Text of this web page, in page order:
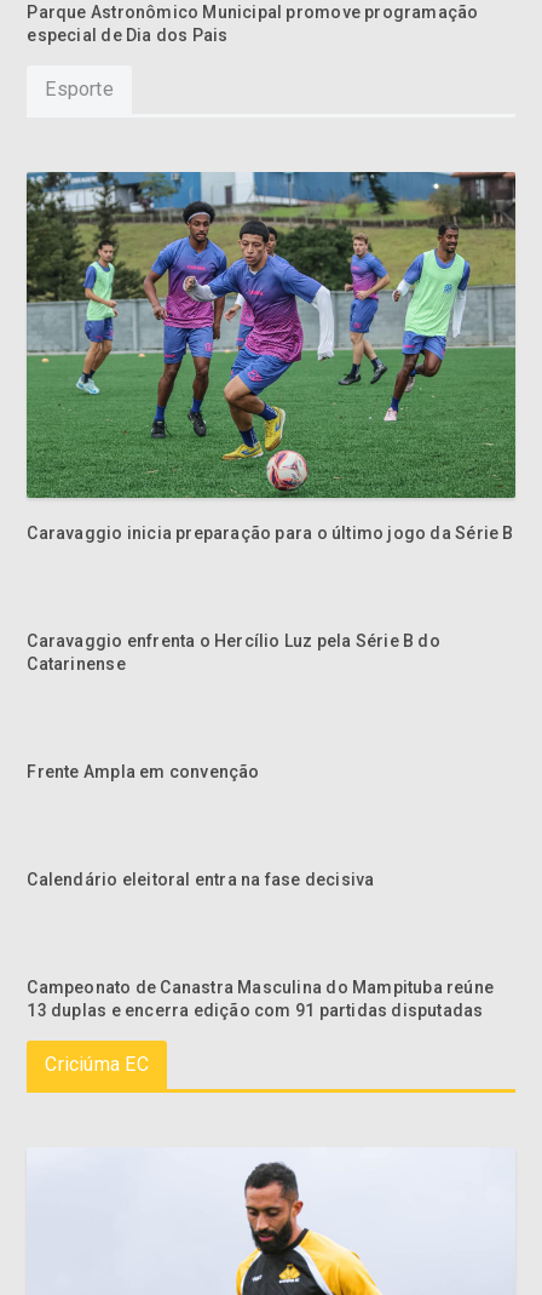
Parque Astronômico Municipal promove programação
especial de Dia dos Pais
Esporte
Caravaggio inicia preparação para o último jogo da Série B
Caravaggio enfrenta o Hercílio Luz pela Série B do
Catarinense
Frente Ampla em convenção
Calendário eleitoral entra na fase decisiva
Campeonato de Canastra Masculina do Mampituba reúne
13 duplas e encerra edição com 91 partidas disputadas
Criciúma EC